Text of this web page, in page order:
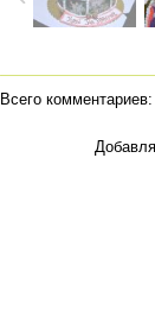
Всего комментариев: